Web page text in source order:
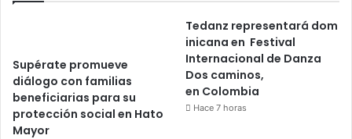
Supérate promueve
diálogo con familias
beneficiarias para su
protección social en Hato
Mayor
Tedanz representará dom
inicana en Festival
Internacional de Danza
Dos caminos,
en Colombia
Hace 7 horas